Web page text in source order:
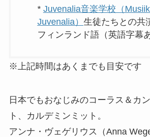
* Juvenalia音楽学校（
Juvenalia） 生徒たちとの共
フィンランド語（英語字幕
※上記時間はあくまでも目安です
日本でもおなじみのコーラス＆カ
ト、カルデミンミット。
アンナ・ヴェゲリウス（Anna